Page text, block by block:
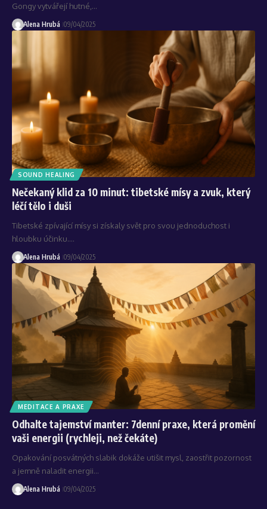
Gongy vytvářejí hutné,…
Alena Hrubá 09/04/2025
SOUND HEALING
Nečekaný klid za 10 minut: tibetské mísy a zvuk, který
léčí tělo i duši
Tibetské zpívající mísy si získaly svět pro svou jednoduchost i
hloubku účinku.…
Alena Hrubá 09/04/2025
MEDITACE A PRAXE
Odhalte tajemství manter: 7denní praxe, která promění
vaši energii (rychleji, než čekáte)
Opakování posvátných slabik dokáže utišit mysl, zaostřit pozornost
a jemně naladit energii…
Alena Hrubá 09/04/2025